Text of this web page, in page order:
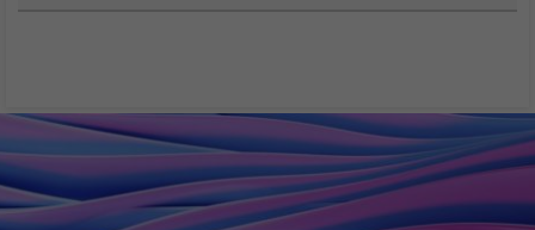
aggiornamenti più significativi per iPhone dal suo esordio nel
2007. Un enfasi particolare sarà posta sull’intelligenza artificiale
(finalmente dicono molti), che combinata con nuove
funzionalità, un design rinnovato e miglioramenti delle app, è
destinata a ridefinire l’esperienza utente.